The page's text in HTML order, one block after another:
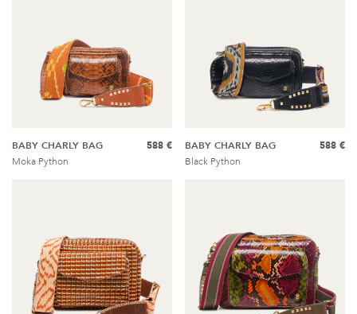
BABY CHARLY BAG
Moka Python
588 €
BABY CHARLY BAG
Black Python
588 €